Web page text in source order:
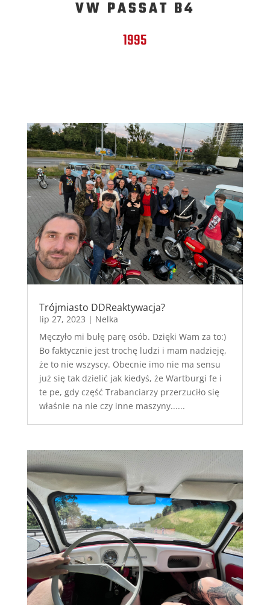
VW PASSAT B4
1995
Trójmiasto DDReaktywacja?
lip 27, 2023 | Nelka
Męczyło mi bułę parę osób. Dzięki Wam za to:)
Bo faktycznie jest trochę ludzi i mam nadzieję,
że to nie wszyscy. Obecnie imo nie ma sensu
już się tak dzielić jak kiedyś, że Wartburgi fe i
te pe, gdy część Trabanciarzy przerzuciło się
właśnie na nie czy inne maszyny......